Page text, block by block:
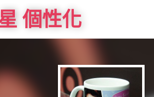
個性化